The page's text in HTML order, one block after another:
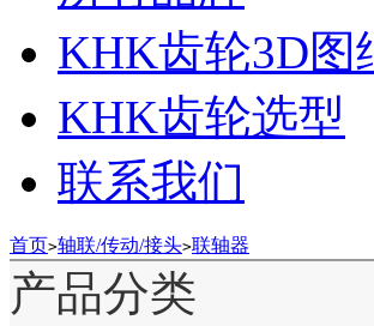
KHK齿轮3D图
KHK齿轮选型
联系我们
首页>轴联/传动/接头>联轴器
产品分类